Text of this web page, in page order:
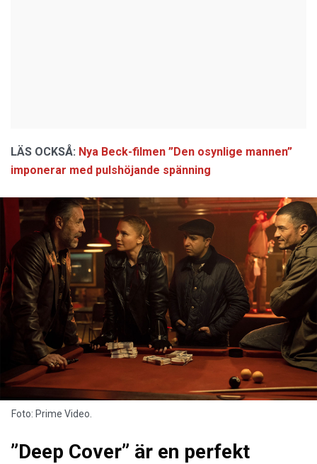
LÄS OCKSÅ: Nya Beck-filmen ”Den osynlige mannen”
imponerar med pulshöjande spänning
Foto: Prime Video.
”Deep Cover” är en perfekt